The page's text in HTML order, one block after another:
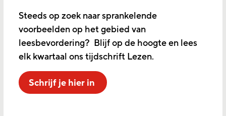
Steeds op zoek naar sprankelende
voorbeelden op het gebied van
leesbevordering? Blijf op de hoogte en lees
elk kwartaal ons tijdschrift Lezen.
Schrijf je hier in